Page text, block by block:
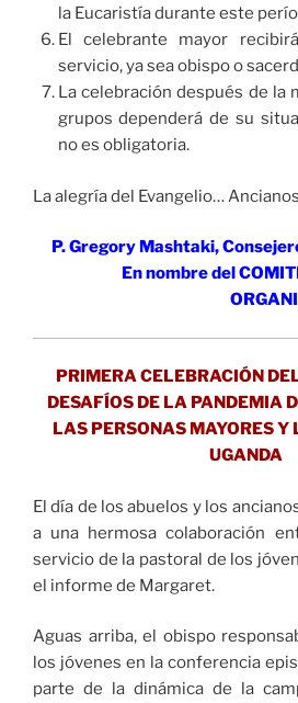
la Eucaristía durante este
El celebrante mayor
servicio, ya sea obispo o
La celebración después de la
grupos dependerá de su
no es obligatoria.
La alegría del Evangelio…
P. Gregory Mashtaki,
En nombre del
PRIMERA CELEBRACIÓN
DESAFÍOS DE LA PANDEMIA
LAS PERSONAS MAYORES Y
UGANDA
El día de los abuelos y los
a una hermosa colaboración
servicio de la pastoral de los
el informe de Margaret.
Aguas arriba, el obispo
los jóvenes en la conferencia
parte de la dinámica de la